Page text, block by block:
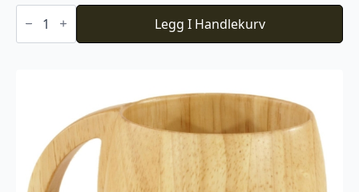
Tretallerken
standard Legg I Handlekurv